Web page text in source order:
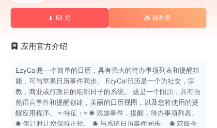
68 元 🎁 福利群
应用官方介绍
EzyCal是一个简单的日历，具有强大的待办事项列表和提醒功
能，可与苹果日历事件同步。 EzyCal日历是一个为社交，宗
教，商业或行政目的组织日子的系统。 这是一个阳历，具有自
然语言事件和提醒创建，美丽的日历视图，以及您将使用的提
醒应用程序。 ≈ 特征：≈ ◉ 添加事件，提醒，待办事项列表。
◉ 倒计时让您保持正轨。 ◉ 与系统日历事件同步。 ◉ 获取今